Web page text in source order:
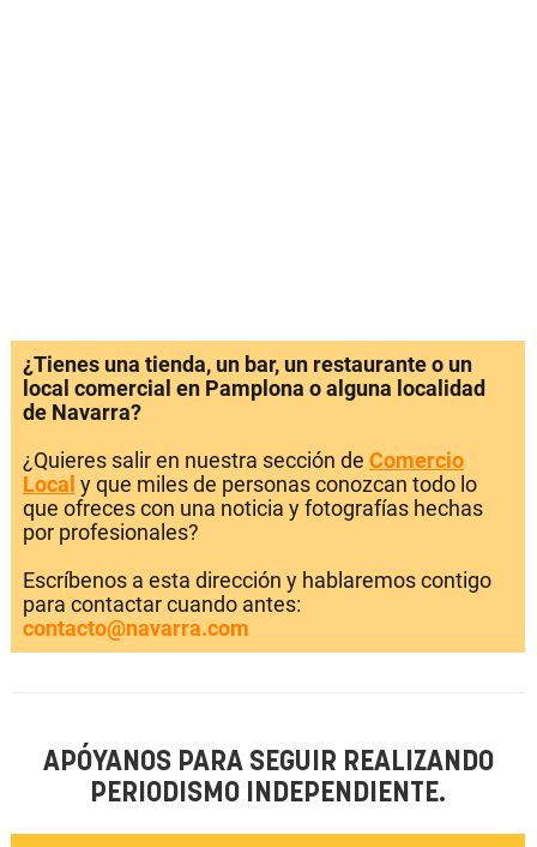
¿Tienes una tienda, un bar, un restaurante o un
local comercial en Pamplona o alguna localidad
de Navarra?
¿Quieres salir en nuestra sección de Comercio
Local y que miles de personas conozcan todo lo
que ofreces con una noticia y fotografías hechas
por profesionales?
Escríbenos a esta dirección y hablaremos contigo
para contactar cuando antes:
contacto@navarra.com
APÓYANOS PARA SEGUIR REALIZANDO
PERIODISMO INDEPENDIENTE.